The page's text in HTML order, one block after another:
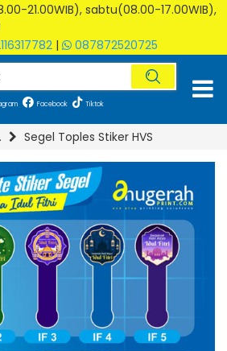
21.00WIB), sabtu(08.00-17.00WIB),
| 087872520725
Facebook Tiktok
Segel Toples Stiker HVS